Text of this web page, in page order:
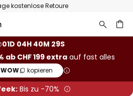
kostenlose Retoure
01D 04H 40M 29S
ab CHF 199 extra auf fast alles
WOW kopieren
Bis zu -70%